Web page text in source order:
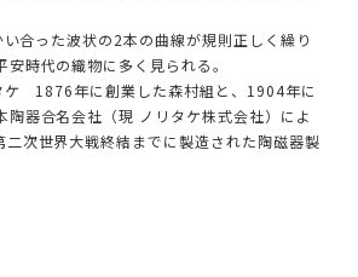
った波状の2本の曲線が規則正しく繰り
時代の織物に多く見られる。
1876年に創業した森村組と、1904年に
陶器合名会社（現 ノリタケ株式会社）によ
二次世界大戦終結までに製造された陶磁器製